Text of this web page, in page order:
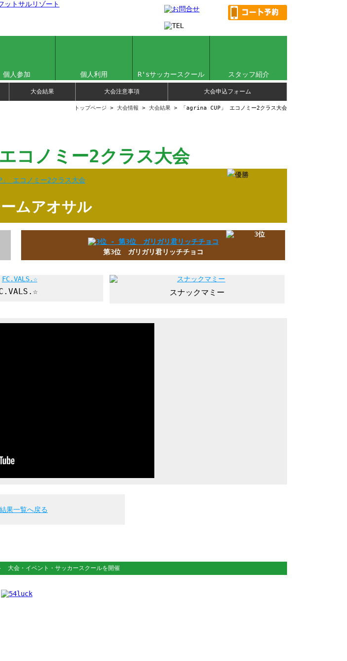
個人参加 個人利用 R'sサッカースクール スタッフ紹介
大会結果 大会注意事項 大会申込フォーム
トップページ > 大会情報 > 大会結果 > 「agrina CUP」 エコノミー2クラス大会
コノミー2クラス大会
ムアオサル
第3位 ガリガリ君リッチチョコ
スナックマミー
果一覧へ戻る
大会・イベント・サッカースクールを開催